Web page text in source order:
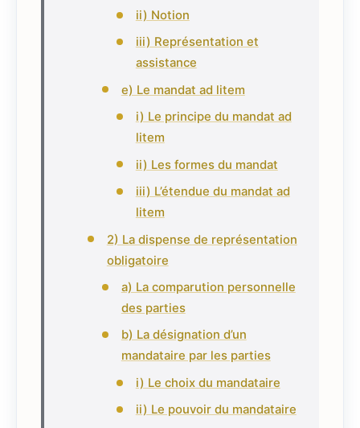
ii) Notion
iii) Représentation et
assistance
e) Le mandat ad litem
i) Le principe du mandat ad
litem
ii) Les formes du mandat
iii) L’étendue du mandat ad
litem
2) La dispense de représentation
obligatoire
a) La comparution personnelle
des parties
b) La désignation d’un
mandataire par les parties
i) Le choix du mandataire
ii) Le pouvoir du mandataire